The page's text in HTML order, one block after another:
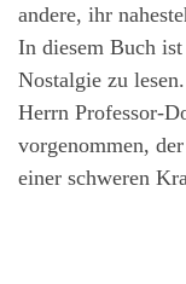
andere, ihr
In diesem Buch
Nostalgie zu
Herrn Professor-
vorgenommen,
einer schweren